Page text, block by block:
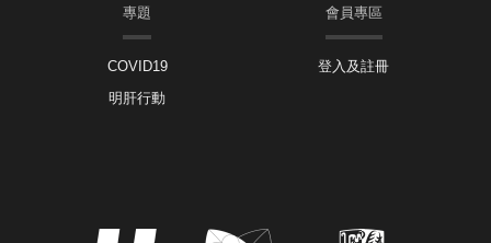
專題
COVID19
明肝行動
會員專區
登入及註冊